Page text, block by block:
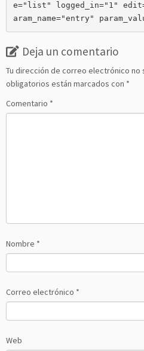
e="list" logged_in="1"
aram_name="entry"
Deja un comentario
Tu dirección de correo electrónico no
obligatorios están marcados con *
Comentario *
Nombre *
Correo electrónico *
Web